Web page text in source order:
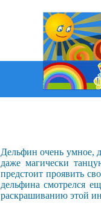
Дельфин очень умное,
даже магически
предстоит проявить
дельфина смотрелся
раскрашиванию этой